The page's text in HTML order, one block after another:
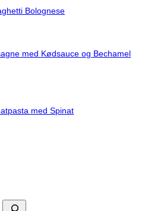
Bolognese
med Kødsauce og Bechamel
med Spinat